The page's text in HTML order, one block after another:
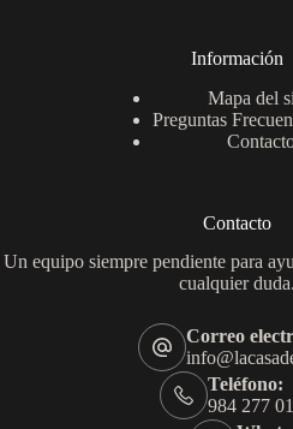
Información
Mapa del
Preguntas
Contacto
Un equipo siempre pendiente para
cualquier duda.
Correo
Teléfono:
984 277